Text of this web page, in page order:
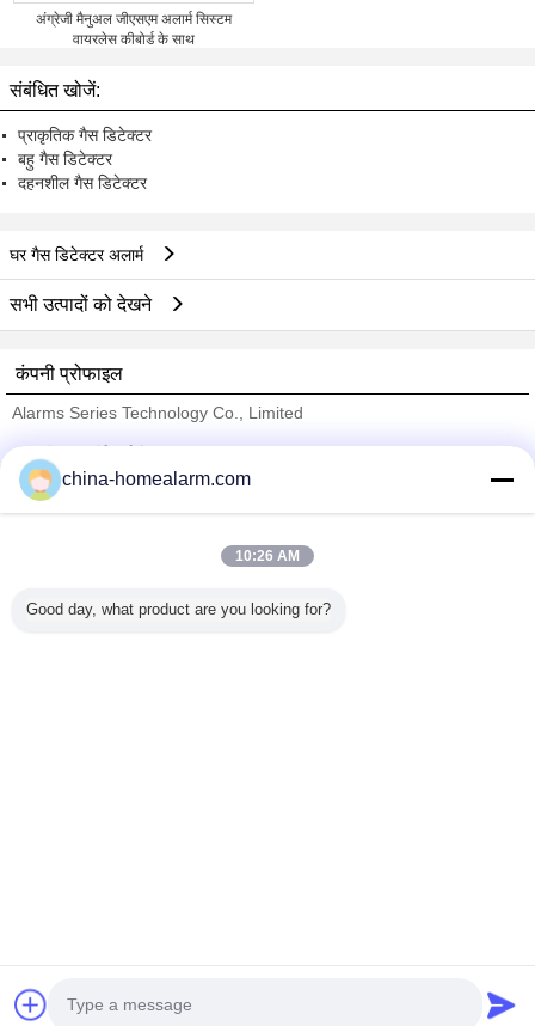
अंग्रेजी मैनुअल जीएसएम अलार्म सिस्टम
वायरलेस कीबोर्ड के साथ
संबंधित खोजें:
प्राकृतिक गैस डिटेक्टर
बहु गैस डिटेक्टर
दहनशील गैस डिटेक्टर
घर गैस डिटेक्टर अलार्म
सभी उत्पादों को देखने
कंपनी प्रोफाइल
Alarms Series Technology Co., Limited
Trust Seal
Verified Suplier
सभी उत्पाद
Developed by
china-homealarm.com
10:26 AM
Good day, what product are you looking for?